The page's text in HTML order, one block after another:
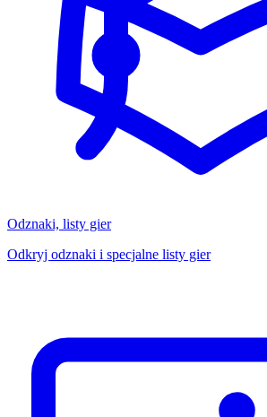
Odznaki, listy gier
Odkryj odznaki i specjalne listy gier